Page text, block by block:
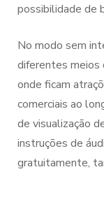
possibilidade de
No modo sem
diferentes meios
onde ficam
comerciais ao
de visualização
instruções de
gratuitamente,